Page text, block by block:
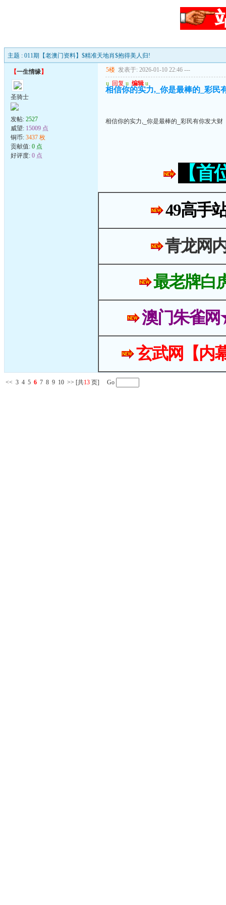
主题 : 011期【老澳门资料】$精准天地肖$抱得美人归!
【一生情缘】
圣骑士
发帖: 2527
威望: 15009 点
铜币: 3437 枚
贡献值: 0 点
好评度: 0 点
5楼 发表于: 2026-01-10 22:46 ---
u 回复 u 编辑 u
相信你的实力,_你是最棒的_彩民
相信你的实力,_你是最棒的_彩民有你发大财
【
49高手
青龙网
最老牌白
澳门朱雀
玄武网【内
<< 3 4 5 6 7 8 9 10 >> [共13 页] Go